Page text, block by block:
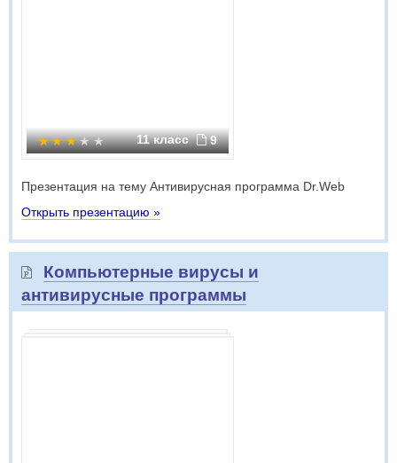
11 класс 9
Презентация на тему Антивирусная программа Dr.Web
Открыть презентацию »
Компьютерные вирусы и
антивирусные программы